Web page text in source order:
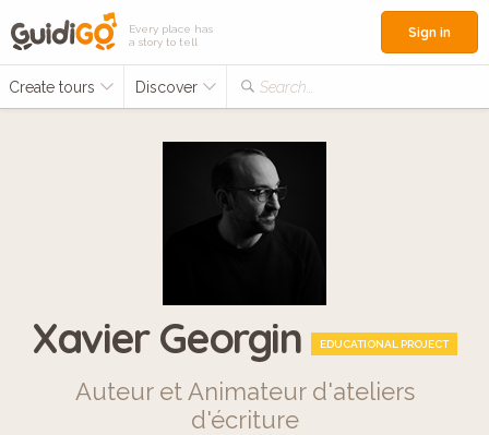
Every place has
a story to tell
Create tours Discover Search...
Sign in
Xavier Georgin EDUCATIONAL PROJECT
Auteur et Animateur d'ateliers
d'écriture